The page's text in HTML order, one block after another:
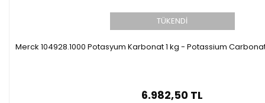
TÜKENDİ
Merck 104928.1000 Potasyum Karbonat 1 kg - Potassium
6.982,50 TL